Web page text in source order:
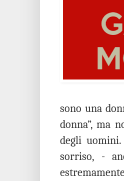
sono una
donna”, ma
degli
sorriso, -